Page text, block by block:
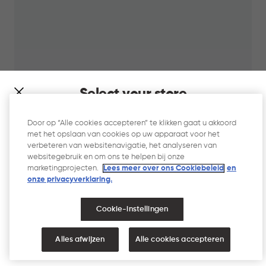
Select your store
which store would you like to shop?
NEDERLAND VERENIGDE STATEN
Style Wasmand 60L - Wit
Grijs Wit
Door op “Alle cookies accepteren” te klikken gaat u akkoord
met het opslaan van cookies op uw apparaat voor het
verbeteren van websitenavigatie, het analyseren van
websitegebruik en om ons te helpen bij onze
marketingprojecten.
Lees meer over ons Cookiebeleid en
onze privacyverklaring.​
Cookie-instellingen
Alles afwijzen Alle cookies accepteren